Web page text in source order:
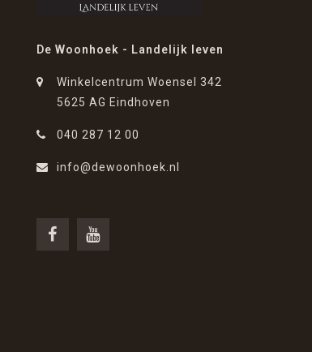
De Woonhoek - Landelijk leven
Winkelcentrum Woensel 342
5625 AG Eindhoven
040 287 12 00
info@dewoonhoek.nl